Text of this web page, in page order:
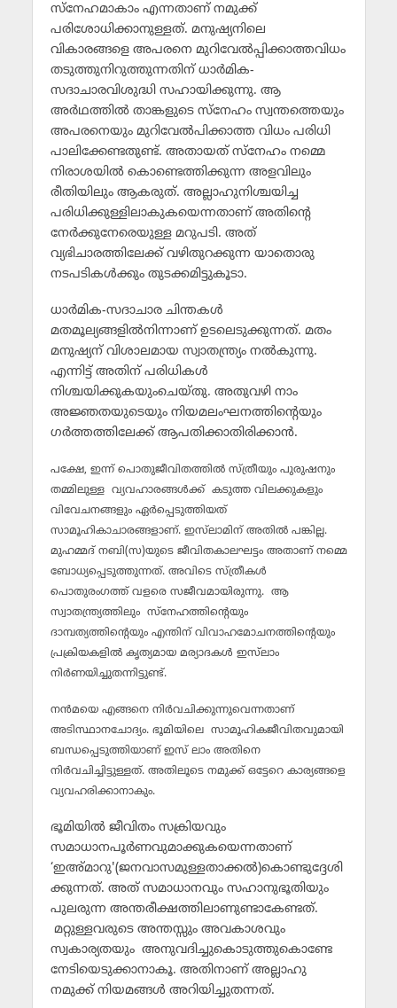
സ്‌നേഹമാകാം എന്നതാണ് നമുക്ക്
പരിശോധിക്കാനുള്ളത്. മനുഷ്യനിലെ
വികാരങ്ങളെ അപരനെ മുറിവേല്‍പ്പിക്കാത്തവിധം
തടുത്തുനിറുത്തുന്നതിന് ധാര്‍മിക-
സദാചാരവിശുദ്ധി സഹായിക്കുന്നു. ആ
അര്‍ഥത്തില്‍ താങ്കളുടെ സ്‌നേഹം സ്വന്തത്തെയും
അപരനെയും മുറിവേല്‍പിക്കാത്ത വിധം പരിധി
പാലിക്കേണ്ടതുണ്ട്. അതായത് സ്‌നേഹം നമ്മെ
നിരാശയില്‍ കൊണ്ടെത്തിക്കുന്ന അളവിലും
രീതിയിലും ആകരുത്. അല്ലാഹുനിശ്ചയിച്ച
പരിധിക്കുള്ളിലാകുകയെന്നതാണ് അതിന്റെ
നേര്‍ക്കുനേരെയുള്ള മറുപടി. അത്
വ്യഭിചാരത്തിലേക്ക് വഴിതുറക്കുന്ന യാതൊരു
നടപടികള്‍ക്കും തുടക്കമിട്ടുകൂടാ.
ധാര്‍മിക-സദാചാര ചിന്തകള്‍
മതമൂല്യങ്ങളില്‍നിന്നാണ് ഉടലെടുക്കുന്നത്. മതം
മനുഷ്യന് വിശാലമായ സ്വാതന്ത്ര്യം നല്‍കുന്നു.
എന്നിട്ട് അതിന് പരിധികള്‍
നിശ്ചയിക്കുകയുംചെയ്തു. അതുവഴി നാം
അജ്ഞതയുടെയും നിയമലംഘനത്തിന്റെയും
ഗര്‍ത്തത്തിലേക്ക് ആപതിക്കാതിരിക്കാന്‍.
പക്ഷേ, ഇന്ന് പൊതുജീവിതത്തില്‍ സ്ത്രീയും പുരുഷനും
തമ്മിലുള്ള വ്യവഹാരങ്ങള്‍ക്ക് കടുത്ത വിലക്കുകളും
വിവേചനങ്ങളും ഏര്‍പ്പെടുത്തിയത്
സാമൂഹികാചാരങ്ങളാണ്. ഇസ്‌ലാമിന് അതില്‍ പങ്കില്ല.
മുഹമ്മദ് നബി(സ)യുടെ ജീവിതകാലഘട്ടം അതാണ് നമ്മെ
ബോധ്യപ്പെടുത്തുന്നത്. അവിടെ സ്ത്രീകള്‍
പൊതുരംഗത്ത് വളരെ സജീവമായിരുന്നു. ആ
സ്വാതന്ത്ര്യത്തിലും സ്‌നേഹത്തിന്റെയും
ദാമ്പത്യത്തിന്റെയും എന്തിന് വിവാഹമോചനത്തിന്റെയും
പ്രക്രിയകളില്‍ കൃത്യമായ മര്യാദകള്‍ ഇസ്‌ലാം
നിര്‍ണയിച്ചുതന്നിട്ടുണ്ട്.
നന്‍മയെ എങ്ങനെ നിര്‍വചിക്കുന്നുവെന്നതാണ്
അടിസ്ഥാനചോദ്യം. ഭൂമിയിലെ സാമൂഹികജീവിതവുമായി
ബന്ധപ്പെടുത്തിയാണ് ഇസ് ലാം അതിനെ
നിര്‍വചിച്ചിട്ടുള്ളത്. അതിലൂടെ നമുക്ക് ഒട്ടേറെ കാര്യങ്ങളെ
വ്യവഹരിക്കാനാകും.
ഭൂമിയില്‍ ജീവിതം സക്രിയവും
സമാധാനപൂര്‍ണവുമാക്കുകയെന്നതാണ്
‘ഇഅ്മാറു'(ജനവാസമുള്ളതാക്കല്‍)കൊണ്ടുദ്ദേശി
ക്കുന്നത്. അത് സമാധാനവും സഹാനുഭൂതിയും
പുലരുന്ന അന്തരീക്ഷത്തിലാണുണ്ടാകേണ്ടത്.
മറ്റുള്ളവരുടെ അന്തസ്സും അവകാശവും
സ്വകാര്യതയും അനുവദിച്ചുകൊടുത്തുകൊണ്ടേ
നേടിയെടുക്കാനാകൂ. അതിനാണ് അല്ലാഹു
നമുക്ക് നിയമങ്ങള്‍ അറിയിച്ചുതന്നത്.